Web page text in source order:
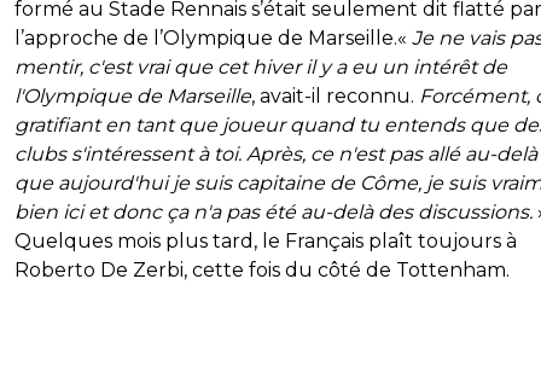
formé au Stade Rennais s’était seulement dit flatté par
l’approche de l’Olympique de Marseille.« Je ne vais
mentir, c'est vrai que cet hiver il y a eu un intérêt de
l'Olympique de Marseille, avait-il reconnu. Forcément,
gratifiant en tant que joueur quand tu entends que
clubs s'intéressent à toi. Après, ce n'est pas allé au-
que aujourd'hui je suis capitaine de Côme, je suis
bien ici et donc ça n'a pas été au-delà des discussions.
Quelques mois plus tard, le Français plaît toujours à
Roberto De Zerbi, cette fois du côté de Tottenham.